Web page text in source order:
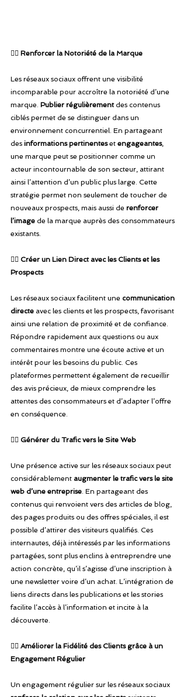
👉🏾 Renforcer la Notoriété de la Marque
Les réseaux sociaux offrent une visibilité
incomparable pour accroître la notoriété d’une
marque. Publier régulièrement des contenus
ciblés permet de se distinguer dans un
environnement concurrentiel. En partageant
des informations pertinentes et engageantes,
une marque peut se positionner comme un
acteur incontournable de son secteur, attirant
ainsi l’attention d’un public plus large. Cette
stratégie permet non seulement de toucher de
nouveaux prospects, mais aussi de renforcer
l’image de la marque auprès des consommateurs
existants.
👉🏾 Créer un Lien Direct avec les Clients et les
Prospects
Les réseaux sociaux facilitent une communication
directe avec les clients et les prospects, favorisant
ainsi une relation de proximité et de confiance.
Répondre rapidement aux questions ou aux
commentaires montre une écoute active et un
intérêt pour les besoins du public. Ces
plateformes permettent également de recueillir
des avis précieux, de mieux comprendre les
attentes des consommateurs et d’adapter l’offre
en conséquence.
👉🏾 Générer du Trafic vers le Site Web
Une présence active sur les réseaux sociaux peut
considérablement augmenter le trafic vers le site
web d’une entreprise . En partageant des
contenus qui renvoient vers des articles de blog,
des pages produits ou des offres spéciales, il est
possible d’attirer des visiteurs qualifiés. Ces
internautes, déjà intéressés par les informations
partagées, sont plus enclins à entreprendre une
action concrète, qu’il s’agisse d’une inscription à
une newsletter voire d’un achat. L’intégration de
liens directs dans les publications et les stories
facilite l’accès à l’information et incite à la
découverte.
👉🏾 Améliorer la Fidélité des Clients grâce à un
Engagement Régulier
Un engagement régulier sur les réseaux sociaux